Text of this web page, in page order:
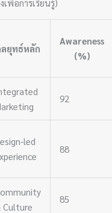
พื่อการเรียนรู้)
ยุทธ์หลัก
Awareness
(%)
92
led
88
Culture
85